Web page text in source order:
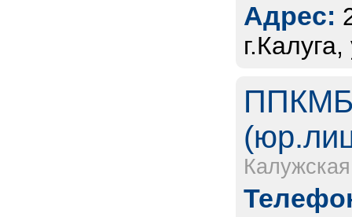
Адрес:
ППКМБ